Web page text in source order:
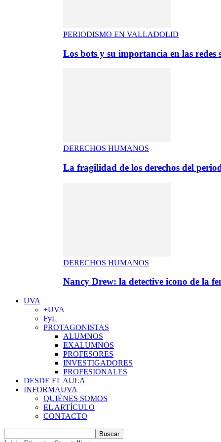
PERIODISMO EN VALLADOLID
Los bots y su importancia en las redes
DERECHOS HUMANOS
La fragilidad de los derechos del
DERECHOS HUMANOS
Nancy Drew: la detective icono de la
UVA
+UVA
FyL
PROTAGONISTAS
ALUMNOS
EXALUMNOS
PROFESORES
INVESTIGADORES
PROFESIONALES
DESDE EL AULA
INFORMAUVA
QUIÉNES SOMOS
EL ARTÍCULO
CONTACTO